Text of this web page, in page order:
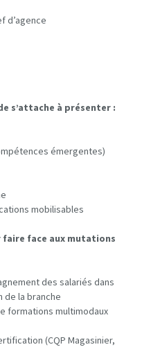
d’agence
s’attache à présenter :
émergentes)
mobilisables
face aux mutations
des salariés dans
de la branche
formations multimodaux
(CQP Magasinier,